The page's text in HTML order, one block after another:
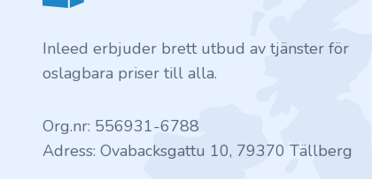
.shop
.tips
.re
Inleed erbjuder brett utbud av tjänster för
oslagbara priser till alla.
Org.nr: 556931-6788
Adress: Ovabacksgattu 10, 79370 Tällberg